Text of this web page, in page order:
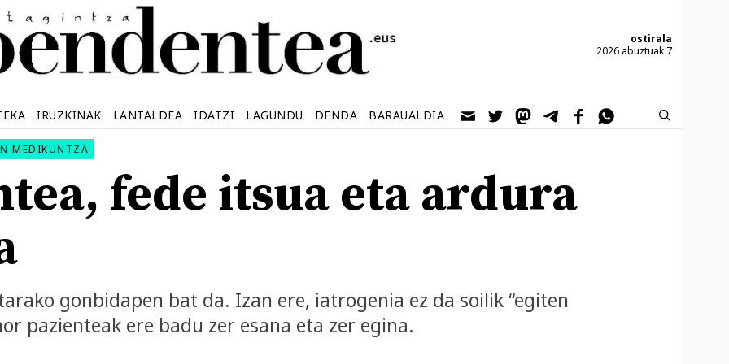
ostirala
2026 abuztuak 7
IRUZKINAK LANTALDEA IDATZI LAGUNDU DENDA BARAUALDIA
MEDIKUNTZA
fede itsua eta ardura
gonbidapen bat da. Izan ere, iatrogenia ez da soilik “egiten
pazienteak ere badu zer esana eta zer egina.